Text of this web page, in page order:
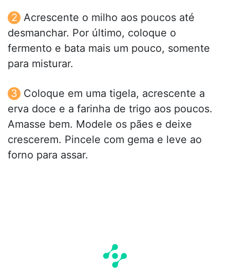
Acrescente o milho aos poucos até
desmanchar. Por último, coloque o
fermento e bata mais um pouco, somente
para misturar.
Coloque em uma tigela, acrescente a
erva doce e a farinha de trigo aos poucos.
Amasse bem. Modele os pães e deixe
crescerem. Pincele com gema e leve ao
forno para assar.